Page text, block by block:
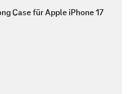
Case für Apple iPhone 17